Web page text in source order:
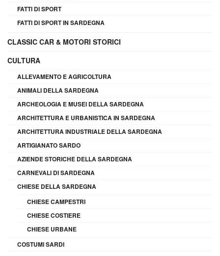
FATTI DI SPORT
FATTI DI SPORT IN SARDEGNA
CLASSIC CAR & MOTORI STORICI
CULTURA
ALLEVAMENTO E AGRICOLTURA
ANIMALI DELLA SARDEGNA
ARCHEOLOGIA E MUSEI DELLA SARDEGNA
ARCHITETTURA E URBANISTICA IN SARDEGNA
ARCHITETTURA INDUSTRIALE DELLA SARDEGNA
ARTIGIANATO SARDO
AZIENDE STORICHE DELLA SARDEGNA
CARNEVALI DI SARDEGNA
CHIESE DELLA SARDEGNA
CHIESE CAMPESTRI
CHIESE COSTIERE
CHIESE URBANE
COSTUMI SARDI